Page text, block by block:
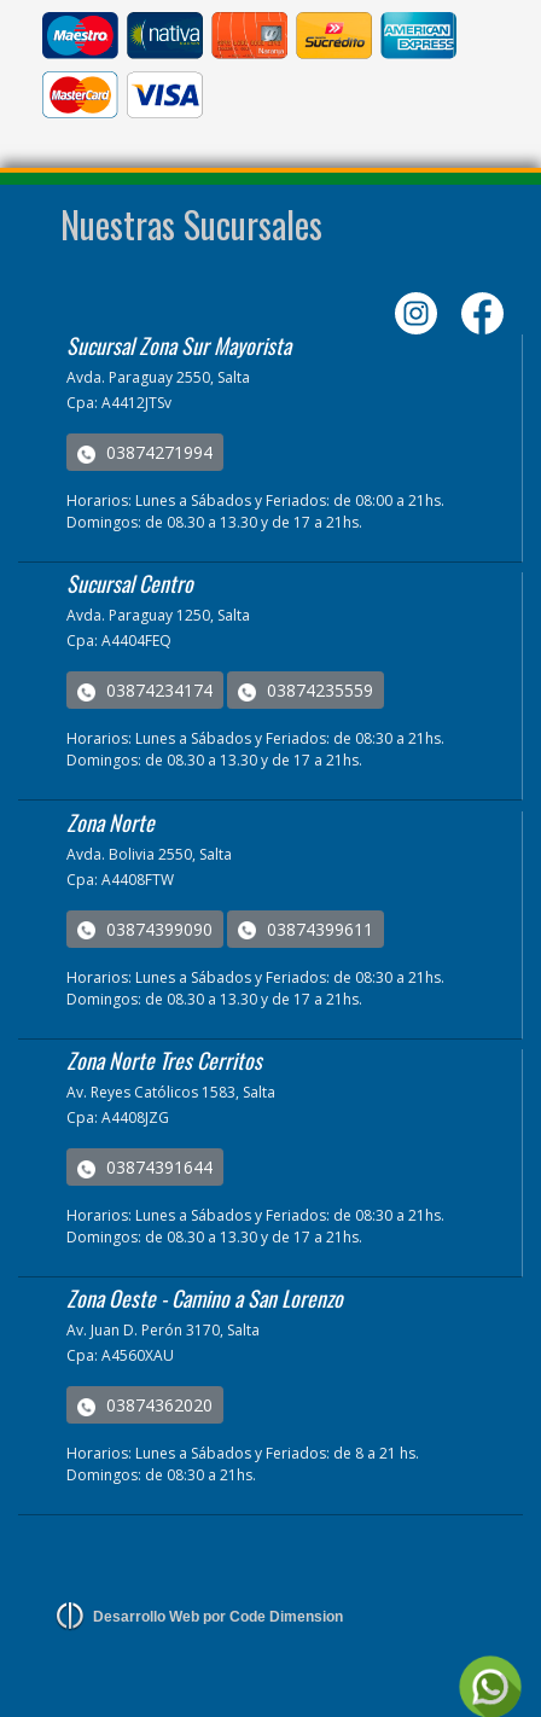
Nuestras Sucursales
Sucursal Zona Sur Mayorista
Avda. Paraguay 2550, Salta
Cpa: A4412JTSv
03874271994
Horarios: Lunes a Sábados y Feriados: de 08:00 a 21hs.
Domingos: de 08.30 a 13.30 y de 17 a 21hs.
Sucursal Centro
Avda. Paraguay 1250, Salta
Cpa: A4404FEQ
03874234174 03874235559
Horarios: Lunes a Sábados y Feriados: de 08:30 a 21hs.
Domingos: de 08.30 a 13.30 y de 17 a 21hs.
Zona Norte
Avda. Bolivia 2550, Salta
Cpa: A4408FTW
03874399090 03874399611
Horarios: Lunes a Sábados y Feriados: de 08:30 a 21hs.
Domingos: de 08.30 a 13.30 y de 17 a 21hs.
Zona Norte Tres Cerritos
Av. Reyes Católicos 1583, Salta
Cpa: A4408JZG
03874391644
Horarios: Lunes a Sábados y Feriados: de 08:30 a 21hs.
Domingos: de 08.30 a 13.30 y de 17 a 21hs.
Zona Oeste - Camino a San Lorenzo
Av. Juan D. Perón 3170, Salta
Cpa: A4560XAU
03874362020
Horarios: Lunes a Sábados y Feriados: de 8 a 21 hs.
Domingos: de 08:30 a 21hs.
Desarrollo Web por Code Dimension